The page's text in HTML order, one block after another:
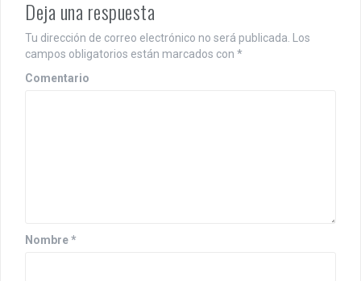
c
i
ó
t
Deja una respuesta
Tu dirección de correo electrónico no será publicada.
Los
campos obligatorios están marcados con *
Comentario
Nombre*